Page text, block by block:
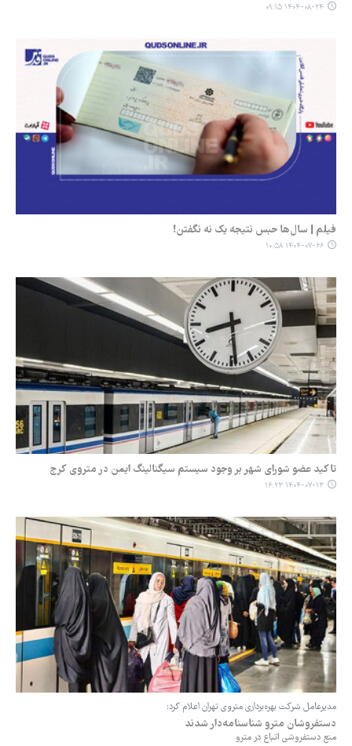
۱۴۰۴-۰۸-۲۴ ۰۹:۱۵
فیلم | سال‌ها حبس نتیجه یک نه نگفتن!
۱۴۰۴-۰۷-۲۶ ۱۰:۵۸
تاکید عضو شورای شهر بر وجود سیستم سیگنالینگ ایمن در متروی کرج
۱۴۰۴-۰۷-۱۳ ۱۶:۲۳
مدیرعامل شرکت بهره‌برداری متروی تهران اعلام کرد:
دستفروشان مترو شناسنامه‌دار شدند
منع دستفروشی اتباع در مترو